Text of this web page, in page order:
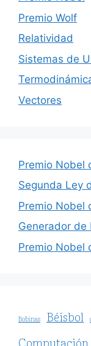
Premio Wolf
Relatividad
Sistemas de
Vectores
Premio Nobel
Segunda Ley
Premio Nobel
Generador de
Premio Nobel
Bobinas Béisbol